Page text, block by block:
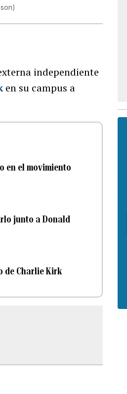
)
independiente
en su campus a
en el movimiento
junto a Donald
de Charlie Kirk